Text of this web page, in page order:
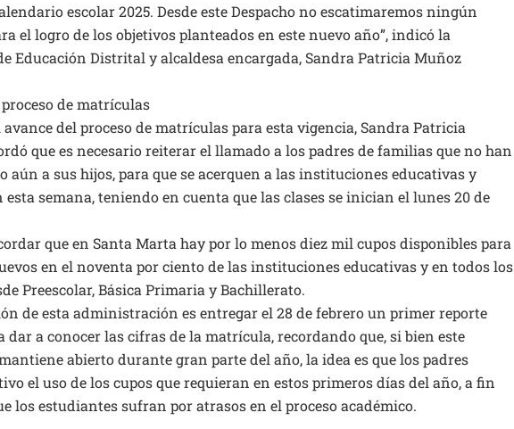
escolar 2025. Desde este Despacho no escatimaremos ningún
el logro de los objetivos planteados en este nuevo año”, indicó la
Educación Distrital y alcaldesa encargada, Sandra Patricia Muñoz
de matrículas
del proceso de matrículas para esta vigencia, Sandra Patricia
que es necesario reiterar el llamado a los padres de familias que no han
aún a sus hijos, para que se acerquen a las instituciones educativas y
esta semana, teniendo en cuenta que las clases se inician el lunes 20 de
que en Santa Marta hay por lo menos diez mil cupos disponibles para
en el noventa por ciento de las instituciones educativas y en todos los
Preescolar, Básica Primaria y Bachillerato.
de esta administración es entregar el 28 de febrero un primer reporte
dar a conocer las cifras de la matrícula, recordando que, si bien este
abierto durante gran parte del año, la idea es que los padres
el uso de los cupos que requieran en estos primeros días del año, a fin
los estudiantes sufran por atrasos en el proceso académico.